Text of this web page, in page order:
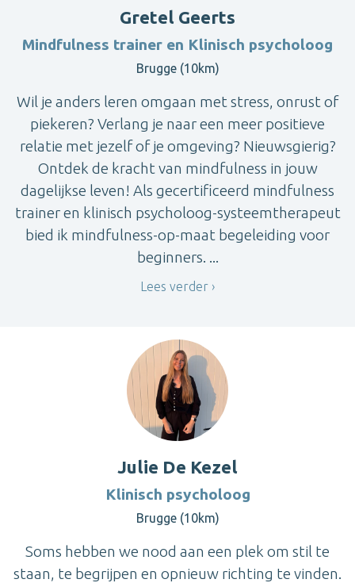
Gretel Geerts
Mindfulness trainer en Klinisch psycholoog
Brugge (10km)
Wil je anders leren omgaan met stress, onrust of
piekeren? Verlang je naar een meer positieve
relatie met jezelf of je omgeving? Nieuwsgierig?
Ontdek de kracht van mindfulness in jouw
dagelijkse leven! Als gecertificeerd mindfulness
trainer en klinisch psycholoog-systeemtherapeut
bied ik mindfulness-op-maat begeleiding voor
beginners. ...
Lees verder
Julie De Kezel
Klinisch psycholoog
Brugge (10km)
Soms hebben we nood aan een plek om stil te
staan, te begrijpen en opnieuw richting te vinden.